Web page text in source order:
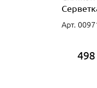
Арт.
498